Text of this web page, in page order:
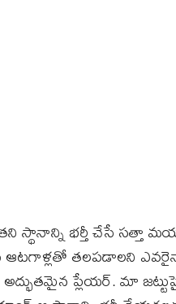
స్థానాన్ని భర్తీ చేసే సత్తా
తలపడాలని
ప్లేయర్. మా